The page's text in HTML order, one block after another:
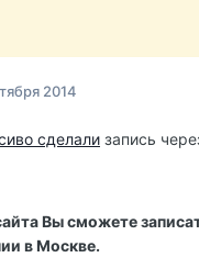
2014
сделали запись
Вы сможете
в Москве.